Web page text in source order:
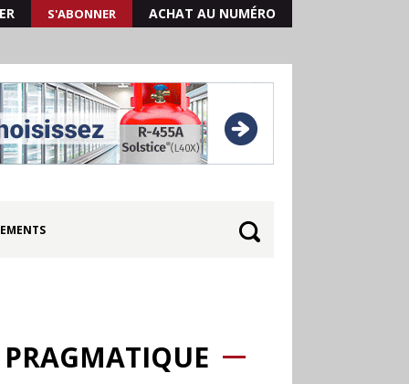
S'ABONNER ACHAT AU NUMÉRO
30.06
Canicule : les